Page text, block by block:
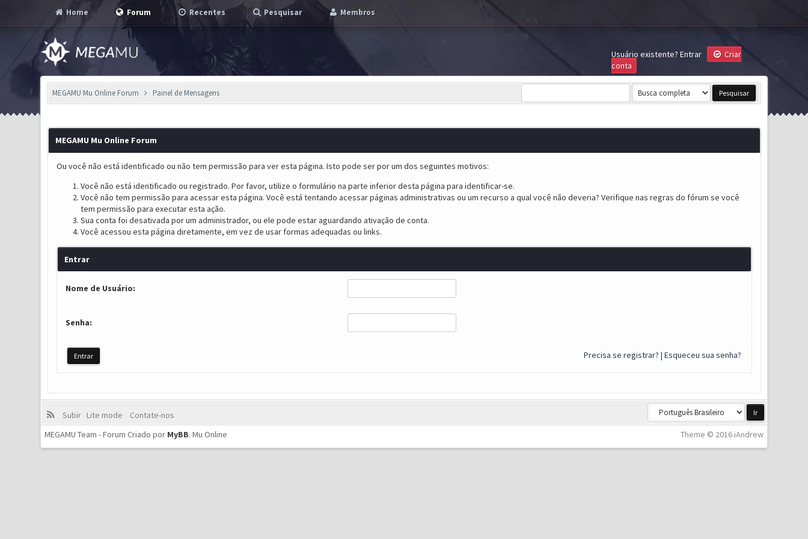
Home Forum Recentes Pesquisar Membros
Usuário existente? Entrar
Criar
conta
MEGAMU Mu Online Forum Painel de Mensagens
MEGAMU Mu Online Forum
Ou você não está identificado ou não tem permissão para ver esta página. Isto pode ser por um dos seguintes motivos:
Você não está identificado ou registrado. Por favor, utilize o formulário na parte inferior desta página para identificar-se.
Você não tem permissão para acessar esta página. Você está tentando acessar páginas administrativas ou um recurso a qual você não deveria? Verifique nas regras do fórum se você
tem permissão para executar esta ação.
Sua conta foi desativada por um administrador, ou ele pode estar aguardando ativação de conta.
Você acessou esta página diretamente, em vez de usar formas adequadas ou links.
Entrar
Nome de Usuário:
Senha:
Precisa se registrar? | Esqueceu sua senha?
Subir Lite mode
Contate-nos
Theme © 2016 iAndrew
MEGAMU Team - Forum Criado por MyBB.Mu Online